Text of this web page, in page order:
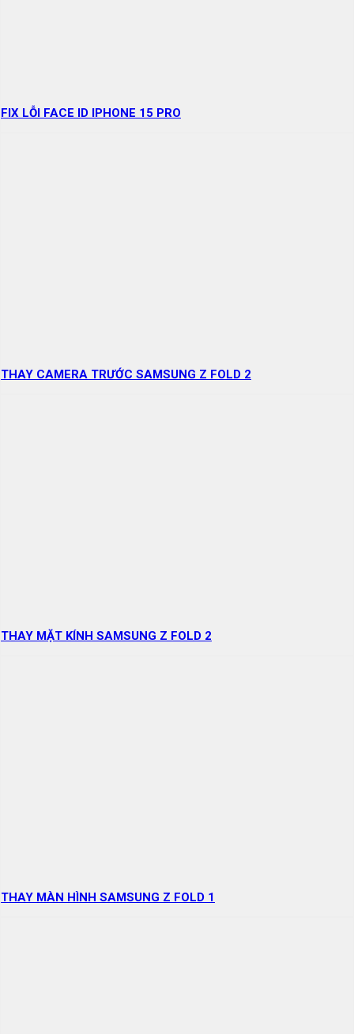
FIX LỖI FACE ID IPHONE 15 PRO
THAY CAMERA TRƯỚC SAMSUNG Z FOLD 2
THAY MẶT KÍNH SAMSUNG Z FOLD 2
THAY MÀN HÌNH SAMSUNG Z FOLD 1